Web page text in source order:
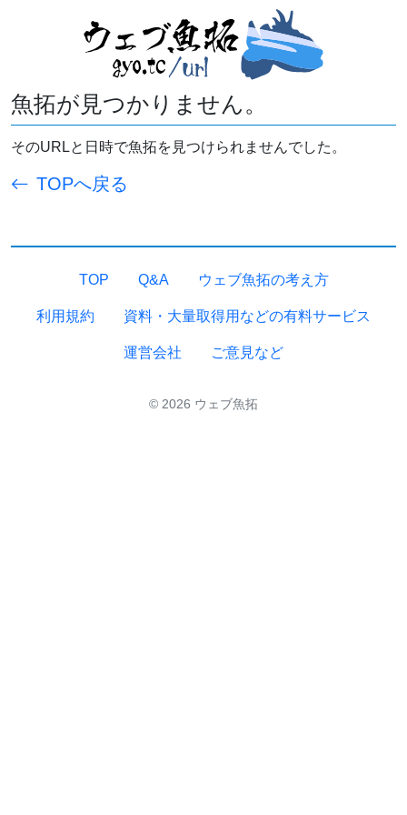
魚拓が見つかりません。
そのURLと日時で魚拓を見つけられませんでした。
TOPへ戻る
TOP Q&A ウェブ魚拓の考え方
利用規約 資料・大量取得用などの有料サービス
運営会社 ご意見など
© 2026 ウェブ魚拓